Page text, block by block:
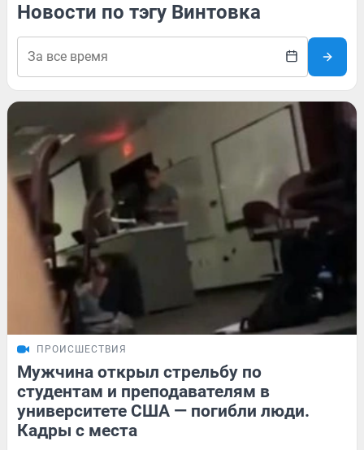
Новости по тэгу Винтовка
ПРОИСШЕСТВИЯ
Мужчина открыл стрельбу по
студентам и преподавателям в
университете США — погибли люди.
Кадры с места